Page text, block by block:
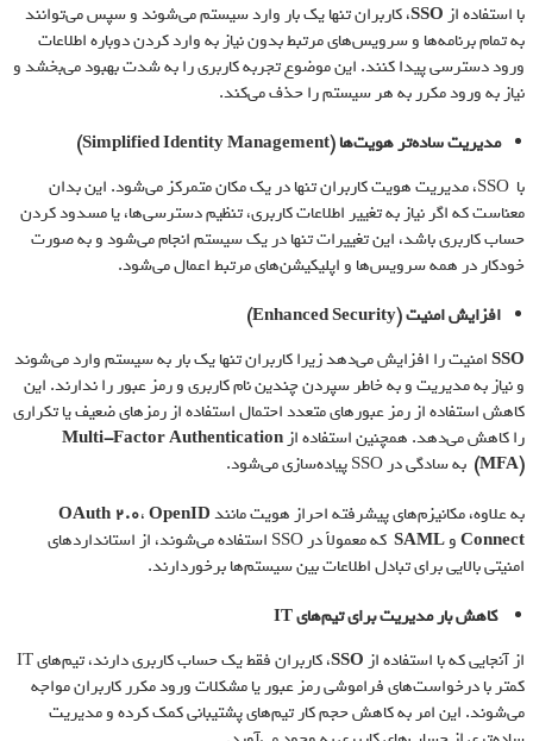
با استفاده ازSSO، کاربران تنها یک بار وارد سیستم می‌شوند و سپس می‌توانند
به تمام برنامه‌ها و سرویس‌های مرتبط بدون نیاز به وارد کردن دوباره اطلاعات
ورود دسترسی پیدا کنند. این موضوع تجربه کاربری را به شدت بهبود می‌بخشد و
نیاز به ورود مکرر به هر سیستم را حذف می‌کند.
مدیریت ساده‌تر هویت‌ها(Simplified Identity Management)
با SSO، مدیریت هویت کاربران تنها در یک مکان متمرکز می‌شود. این بدان
معناست که اگر نیاز به تغییر اطلاعات کاربری، تنظیم دسترسی‌ها، یا مسدود کردن
حساب کاربری باشد، این تغییرات تنها در یک سیستم انجام می‌شود و به صورت
خودکار در همه سرویس‌ها و اپلیکیشن‌های مرتبط اعمال می‌شود.
افزایش امنیت(Enhanced Security)
SSOامنیت را افزایش می‌دهد زیرا کاربران تنها یک بار به سیستم وارد می‌شوند
و نیاز به مدیریت و به خاطر سپردن چندین نام کاربری و رمز عبور را ندارند. این
کاهش استفاده از رمز عبورهای متعدد احتمال استفاده از رمزهای ضعیف یا تکراری
را کاهش می‌دهد. همچنین استفاده ازMulti-Factor Authentication
(MFA) به سادگی در SSO پیاده‌سازی می‌شود.
به علاوه، مکانیزم‌های پیشرفته احراز هویت مانند
OAuth 2.0،OpenID
ConnectوSAML
که معمولاً در SSO استفاده می‌شوند، از استانداردهای
امنیتی بالایی برای تبادل اطلاعات بین سیستم‌ها برخوردارند.
کاهش بار مدیریت برای تیم‌هایIT
از آنجایی که با استفاده ازSSO
، کاربران فقط یک حساب کاربری دارند، تیم‌های IT
کمتر با درخواست‌های فراموشی رمز عبور یا مشکلات ورود مکرر کاربران مواجه
می‌شوند. این امر به کاهش حجم کار تیم‌های پشتیبانی کمک کرده و مدیریت